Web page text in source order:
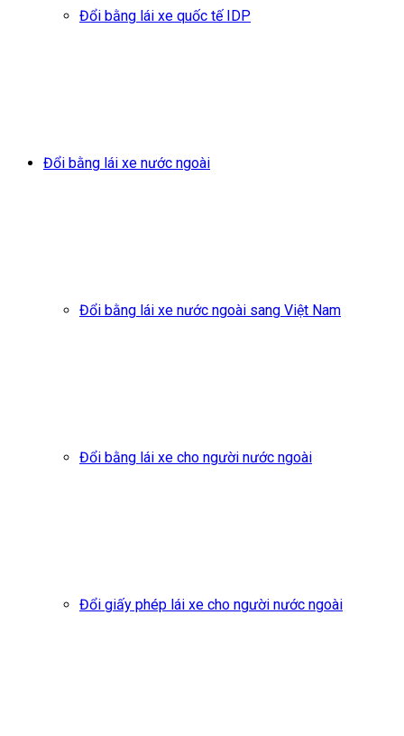
Đổi bằng lái xe quốc tế IDP
Đổi bằng lái xe nước ngoài
Đổi bằng lái xe nước ngoài sang Việt Nam
Đổi bằng lái xe cho người nước ngoài
Đổi giấy phép lái xe cho người nước ngoài